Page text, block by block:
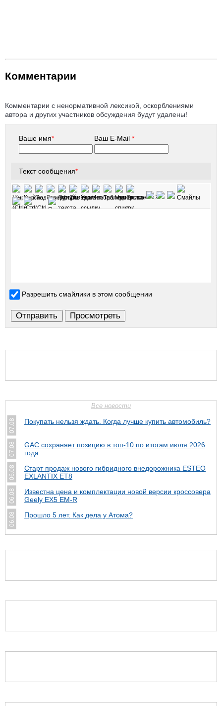
Комментарии
Комментарии с ненормативной лексикой, оскорблениями
автора и других участников обсуждения будут удалены!
Ваше имя* Ваш E-Mail*
Текст сообщения*
Разрешить смайлики в этом сообщении
Все новости
07.08 Покупать нельзя ждать. Когда лучше купить автомобиль?
07.08
GAC сохраняет позицию в топ-10 по итогам июля 2026
года
06.08
Старт продаж нового гибридного внедорожника ESTEO
EXLANTIX ET8
06.08
Известна цена и комплектации новой версии кроссовера
Geely EX5 EM-R
06.08 Прошло 5 лет. Как дела у Атома?